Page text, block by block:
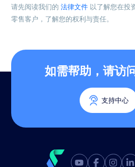
请先阅读我们的法律文件 以了解您在投
零售客户，了解您的权利与责任。
如需帮助，请访
支持中心